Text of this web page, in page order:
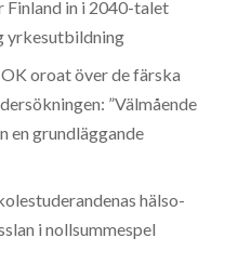
Finland in i 2040-talet
yrkesutbildning
oroat över de färska
”Välmående
en grundläggande
hälso-
i nollsummespel